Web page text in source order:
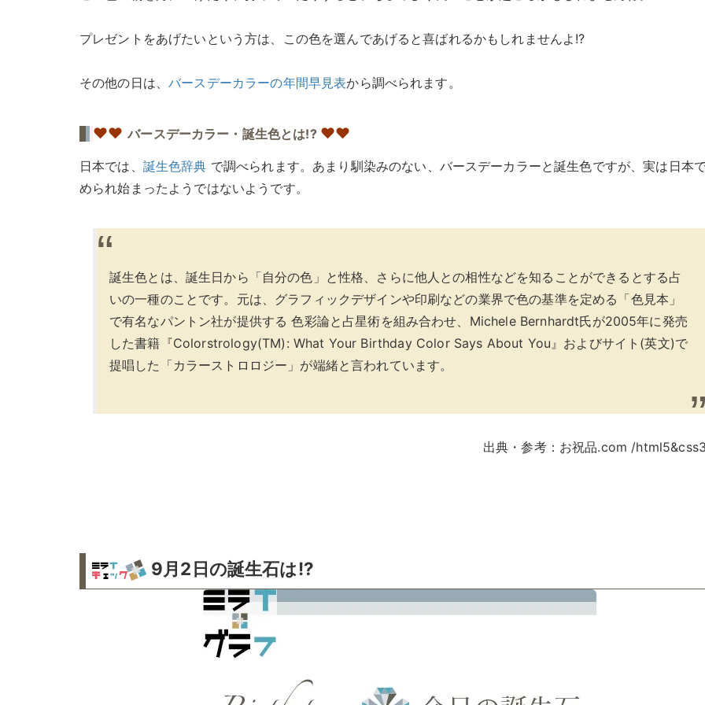
プレゼントをあげたいという方は、この色を選んであげると喜ばれるかもしれませんよ!?
その他の日は、バースデーカラーの年間早見表から調べられます。
♥♥ バースデーカラー・誕生色とは!? ♥♥
日本では、 誕生色辞典 で調べられます。あまり馴染みのない、バースデーカラーと誕生色ですが、実は日本
められ始まったようではないようです。
誕生色とは、誕生日から「自分の色」と性格、さらに他人との相性などを知ることができるとする占
いの一種のことです。元は、グラフィックデザインや印刷などの業界で色の基準を定める「色見本」
で有名なパントン社が提供する 色彩論と占星術を組み合わせ、Michele Bernhardt氏が2005年に発売
した書籍『Colorstrology(TM): What Your Birthday Color Says About You』およびサイト(英文)で
提唱した「カラーストロロジー」が端緒と言われています。
出典・参考：お祝品.com /
9月2日の誕生石は!?